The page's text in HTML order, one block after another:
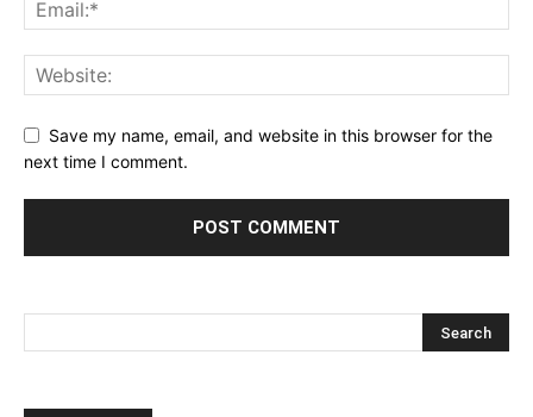
Save my name, email, and website in this browser for the
next time I comment.